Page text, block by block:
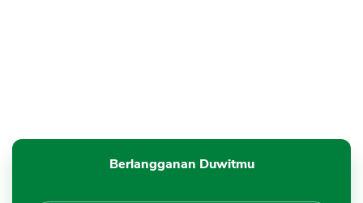
Berlangganan Duwitmu